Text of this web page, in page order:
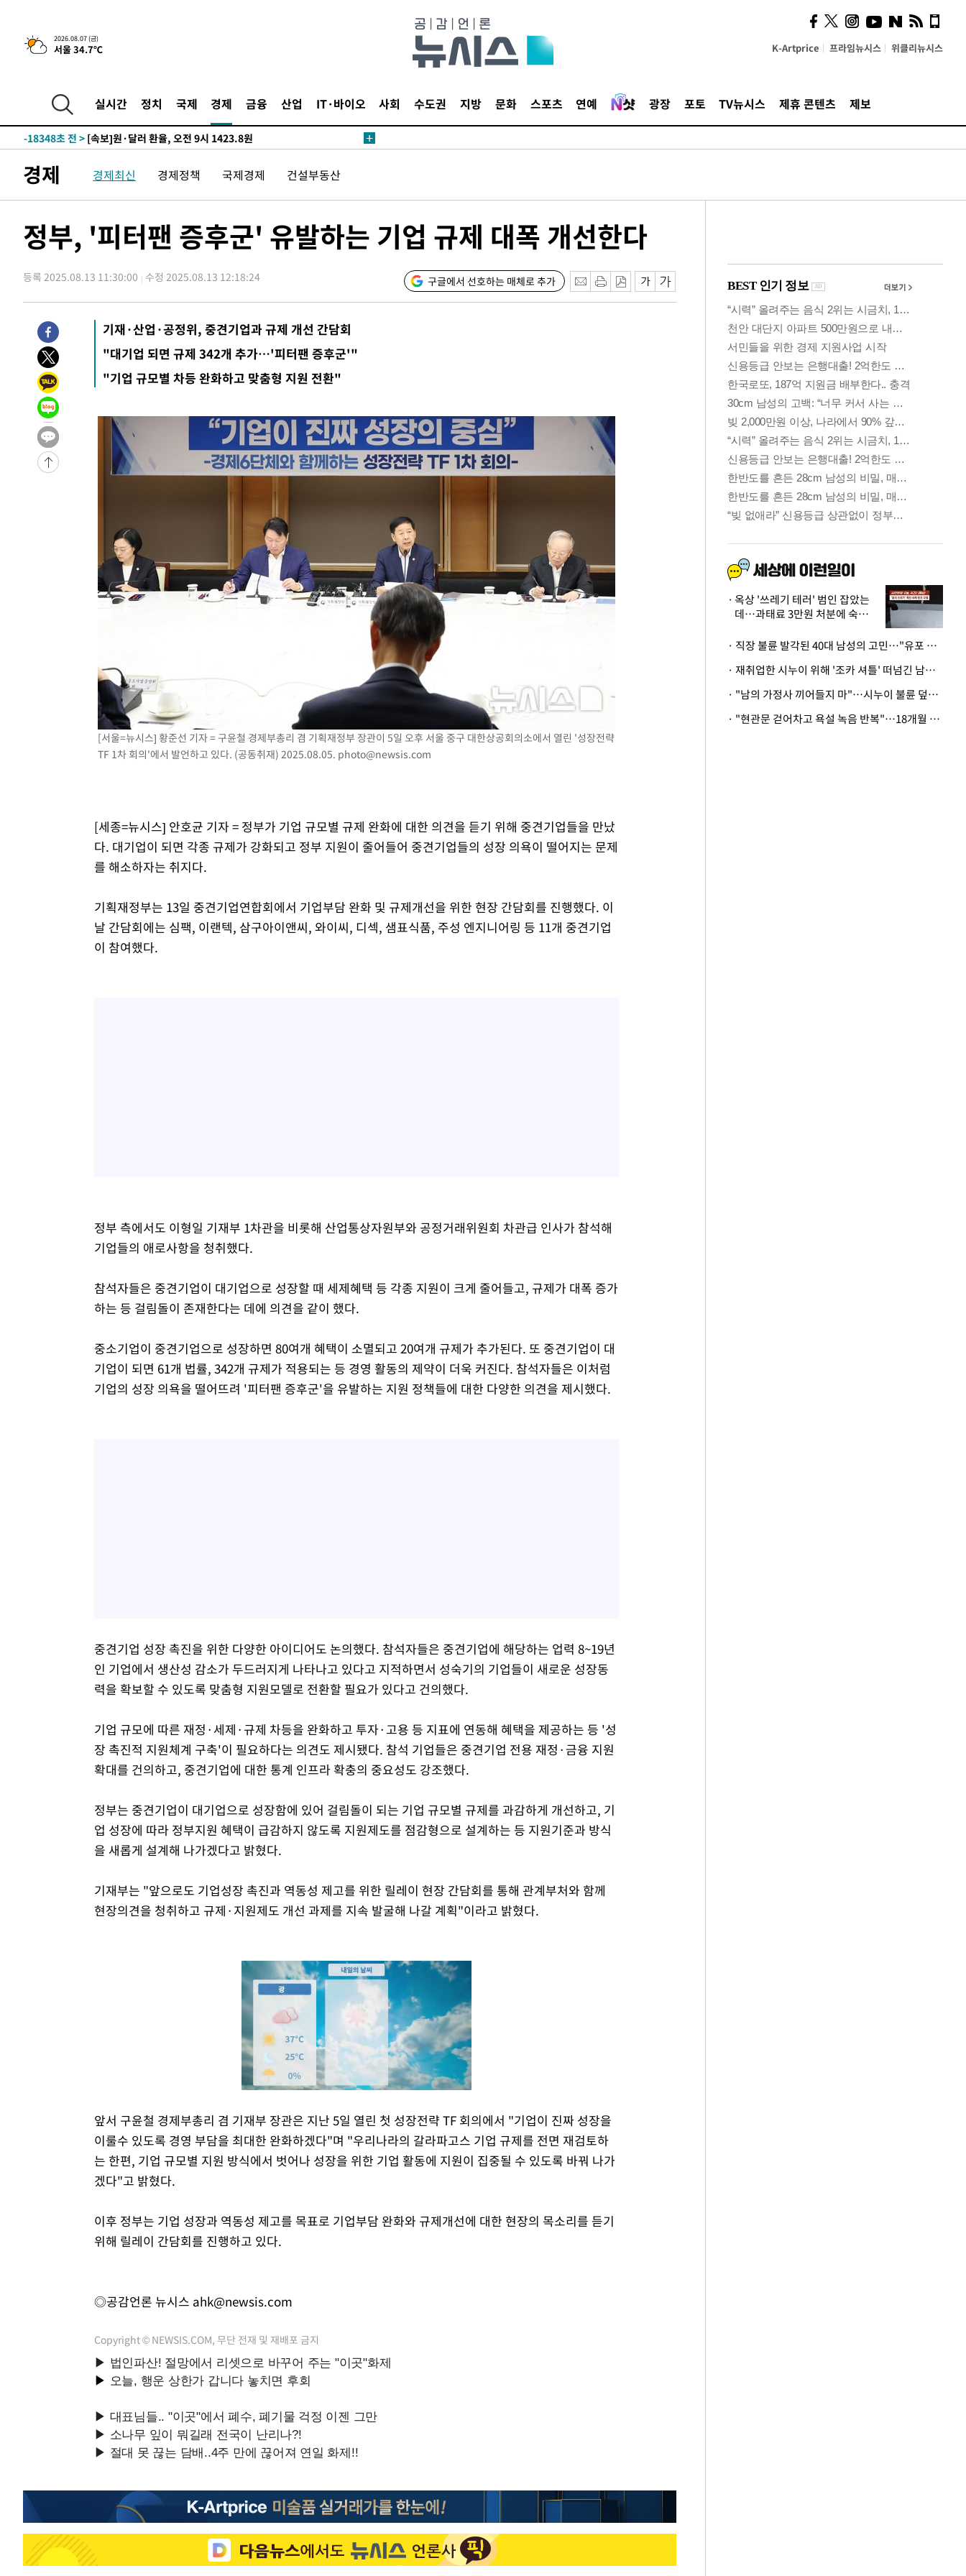
2026.08.07 (금)
서울 34.7℃ K-Artprice 프라임뉴시스 위클리뉴시스
실시간 정치 국제 경제 금융 산업 IT·바이오 사회 수도권 지방 문화 스포츠 연예 광장 포토 TV뉴시스 제휴 콘텐츠 제보
-21755초 전 >민주 콩고 에볼라환자 4천명 돌파, 4053명 발생 1850명 사망
-21005초 전 >[속보]'300억원대 사기 혐의' 차가원 대표 구속 송치
-18712초 전 >
[속보]경찰·노동부, HL만도 평택사업장 끼임 사망 관련 압수수색
-18593초 전 >
압수수색
-18348초 전 > [속보]원·달러 환율, 오전 9시 1423.8원
-18130초 전 >
[속보]코스닥, 5.95포인트(0.74%) 상승한 807.62개장
-18098초 전 >[속보]코스피, 6300선 재탈환…1.09% 오른 6365.07 개장
태
-14561초 전 >
입추에도 극한더위…서울 낮 39도 '폭염중대경보'
례 큰 폭발음
-8240초 전 >[속보]美, 폴리실리콘 수입 규제…파생제품 15% 관세, 120일 후 발
-6391초 전 >[속보]트럼프, 美 원정출산 금지 행정명령 서명
-4091초 전 >
[속보] 뉴욕증시, 일제 하락 마감…나스닥 0.06%↓
-28149초 전 >
[속보] 7월 중국 수출 23.9%↑ 수입 27.5%↑…무역총액
25.3%↑
-25309초 전 >
[속보]'채상병 순직 책임' 임성근, 항소심도 징역 3년
-25175초 전 >
[속보]종합특검, '관저이전 봐주기 감사' 유병호 구속기소
-21775초 전 >
-21025초 전 >
[속보]'300억원대 사기 혐의' 차가원 대표 구속 송치
-20219초 전 >
"미 전국적 살모네라 식중독 원인은 멕시코산 할라피뇨"-- CDC
-18732초 전 >
[속보]경찰·노동부, HL만도 평택사업장 끼임 사망 관련 압수수색
[속보]합수본, '투표율 허위 입력' 중앙·서울·경기도 선관위 등 9곳
[속보]원·달러 환율, 오전 9시 1423.8원
[속보]삼성전자·SK하이닉스 동반 강보합…1%대 상승 출발
[속보]코스닥, 5.95포인트(0.74%) 상승한 807.62개장
[속보]코스피, 6300선 재탈환…1.09% 오른 6365.07 개장
시리아 다마스쿠스 교외에서 미니버스 폭발.. 14명 부상, 3명은 중
입추에도 극한더위…서울 낮 39도 '폭염중대경보'
[속보] 뉴욕증시, 일제 하락 마감…나스닥 0.06%↓
경제 경제최신 경제정책 국제경제 건설부동산
정부, '피터팬 증후군' 유발하는 기업 규제 대폭 개선한다
등록 2025.08.13 11:30:00 수정 2025.08.13 12:18:24 구글에서 선호하는 매체로 추가
기재·산업·공정위, 중견기업과 규제 개선 간담회
"대기업 되면 규제 342개 추가…'피터팬 증후군'"
"기업 규모별 차등 완화하고 맞춤형 지원 전환"
[서울=뉴시스] 황준선 기자 = 구윤철 경제부총리 겸 기획재정부 장관이 5일 오후 서울 중구 대한상공회의소에서 열린 '성장전략
TF 1차 회의'에서 발언하고 있다. (공동취재) 2025.08.05. photo@newsis.com
[세종=뉴시스] 안호균 기자 = 정부가 기업 규모별 규제 완화에 대한 의견을 듣기 위해 중견기업들을 만났
다. 대기업이 되면 각종 규제가 강화되고 정부 지원이 줄어들어 중견기업들의 성장 의욕이 떨어지는 문제
를 해소하자는 취지다.
기획재정부는 13일 중견기업연합회에서 기업부담 완화 및 규제개선을 위한 현장 간담회를 진행했다. 이
날 간담회에는 심팩, 이랜텍, 삼구아이앤씨, 와이씨, 디섹, 샘표식품, 주성 엔지니어링 등 11개 중견기업
이 참여했다.
정부 측에서도 이형일 기재부 1차관을 비롯해 산업통상자원부와 공정거래위원회 차관급 인사가 참석해
기업들의 애로사항을 청취했다.
참석자들은 중견기업이 대기업으로 성장할 때 세제혜택 등 각종 지원이 크게 줄어들고, 규제가 대폭 증가
하는 등 걸림돌이 존재한다는 데에 의견을 같이 했다.
중소기업이 중견기업으로 성장하면 80여개 혜택이 소멸되고 20여개 규제가 추가된다. 또 중견기업이 대
기업이 되면 61개 법률, 342개 규제가 적용되는 등 경영 활동의 제약이 더욱 커진다. 참석자들은 이처럼
기업의 성장 의욕을 떨어뜨려 '피터팬 증후군'을 유발하는 지원 정책들에 대한 다양한 의견을 제시했다.
중견기업 성장 촉진을 위한 다양한 아이디어도 논의했다. 참석자들은 중견기업에 해당하는 업력 8~19년
인 기업에서 생산성 감소가 두드러지게 나타나고 있다고 지적하면서 성숙기의 기업들이 새로운 성장동
력을 확보할 수 있도록 맞춤형 지원모델로 전환할 필요가 있다고 건의했다.
기업 규모에 따른 재정·세제·규제 차등을 완화하고 투자·고용 등 지표에 연동해 혜택을 제공하는 등 '성
장 촉진적 지원체계 구축'이 필요하다는 의견도 제시됐다. 참석 기업들은 중견기업 전용 재정·금융 지원
확대를 건의하고, 중견기업에 대한 통계 인프라 확충의 중요성도 강조했다.
정부는 중견기업이 대기업으로 성장함에 있어 걸림돌이 되는 기업 규모별 규제를 과감하게 개선하고, 기
업 성장에 따라 정부지원 혜택이 급감하지 않도록 지원제도를 점감형으로 설계하는 등 지원기준과 방식
을 새롭게 설계해 나가겠다고 밝혔다.
기재부는 "앞으로도 기업성장 촉진과 역동성 제고를 위한 릴레이 현장 간담회를 통해 관계부처와 함께
현장의견을 청취하고 규제·지원제도 개선 과제를 지속 발굴해 나갈 계획"이라고 밝혔다.
Mute
앞서 구윤철 경제부총리 겸 기재부 장관은 지난 5일 열린 첫 성장전략 TF 회의에서 "기업이 진짜 성장을
이룰수 있도록 경영 부담을 최대한 완화하겠다"며 "우리나라의 갈라파고스 기업 규제를 전면 재검토하
는 한편, 기업 규모별 지원 방식에서 벗어나 성장을 위한 기업 활동에 지원이 집중될 수 있도록 바꿔 나가
겠다"고 밝혔다.
이후 정부는 기업 성장과 역동성 제고를 목표로 기업부담 완화와 규제개선에 대한 현장의 목소리를 듣기
위해 릴레이 간담회를 진행하고 있다.
◎공감언론 뉴시스 ahk@newsis.com
Copyright © NEWSIS.COM, 무단 전재 및 재배포 금지
시, 스마트폰 액세서리에
NFC 더했다
옥상 '쓰레기 테러' 범인 잡았는
데…과태료 3만원 처분에 숙박업
· 직장 불륜 발각된 40대 남성의 고민…"유포 동료 명예훼손·협박죄 고소 가능할까"
· 재취업한 시누이 위해 '조카 셔틀' 떠넘긴 남편…아내 "난 못한다"
· "남의 가정사 끼어들지 마"…시누이 불륜 덮으려는 남편에 억울한 아내
· "현관문 걷어차고 욕설 녹음 반복"…18개월 아기 키우는 집 뒤흔든 '앞집의 비극'